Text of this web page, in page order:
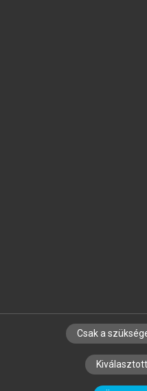
SZERZŐKNEK
SZERKESZTÉSI ÉS
Csak a